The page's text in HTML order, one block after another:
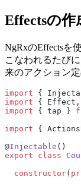
Effectsの作
NgRxのEffectsを
こなわれるたび
来のアクション
import {
import { Effect,
import { tap }
import {
@Injectable ()
export class
  constructor
(